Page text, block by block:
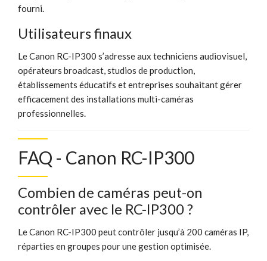
fourni.
Utilisateurs finaux
Le Canon RC-IP300 s’adresse aux techniciens audiovisuel,
opérateurs broadcast, studios de production,
établissements éducatifs et entreprises souhaitant gérer
efficacement des installations multi-caméras
professionnelles.
FAQ - Canon RC-IP300
Combien de caméras peut-on
contrôler avec le RC-IP300 ?
Le Canon RC-IP300 peut contrôler jusqu’à 200 caméras IP,
réparties en groupes pour une gestion optimisée.